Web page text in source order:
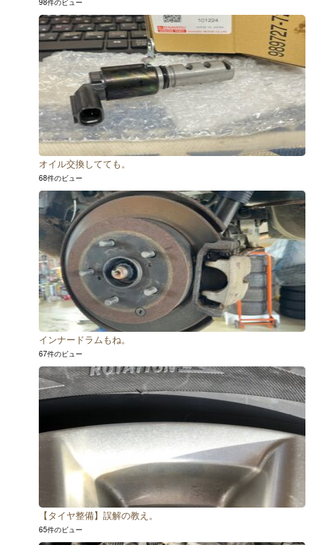
オイル交換してても。
68件のビュー
インナードラムもね。
67件のビュー
【タイヤ整備】誤解の教え。
65件のビュー